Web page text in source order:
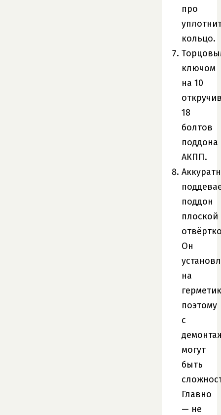
про
кольцо.
ключом
на 10
18
болтов
поддона
АКПП.
поддон
плоской
Он
на
поэтому
с
могут
быть
Главно
— не